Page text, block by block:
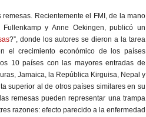
Recientemente el FMI, de la mano
y Anne Oekingen, publicó un
?”, donde los autores se dieron a la tarea
el crecimiento económico de los países
10 países con las mayores entradas de
Jamaica, la República Kirguisa, Nepal y
superior al de otros países similares en su
remesas pueden representar una trampa
razones: efecto parecido a la enfermedad